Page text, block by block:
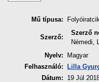
Mű típusa:
Szerző:
Szerző
Némedi,
Nyelv:
Magyar
Felhasználó:
Lilla
Dátum:
19 Júl